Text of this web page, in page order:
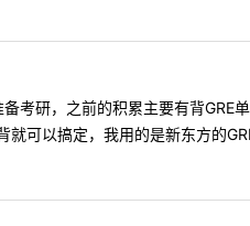
考研，之前的积累主要有背GRE
可以搞定，我用的是新东方的